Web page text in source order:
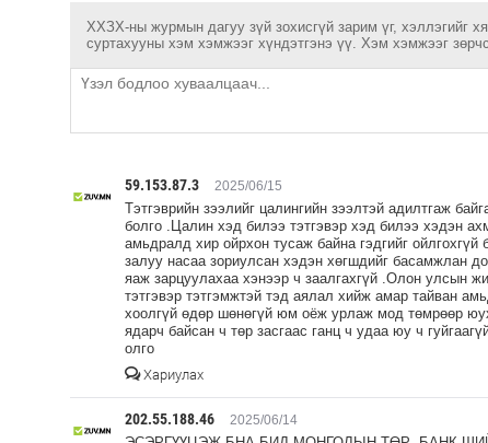
ХХЗХ-ны журмын дагуу зүй зохисгүй зарим үг, хэллэгийг
суртахууны хэм хэмжээг хүндэтгэнэ үү. Хэм хэмжээг
59.153.87.3 2025/06/15
Тэтгэврийн зээлийг цалингийн зээлтэй адилтгаж
болго .Цалин хэд билээ тэтгэвэр хэд билээ хэдэн
амьдралд хир ойрхон тусаж байна гэдгийг
залуу насаа зориулсан хэдэн хөгшдийг басамжлан
яаж зарцуулахаа хэнээр ч заалгахгүй .Олон улсын
тэтгэвэр тэтгэмжтэй тэд аялал хийж амар тайван
хоолгүй өдөр шөнөгүй юм оёж урлаж мод төмрөөр
ядарч байсан ч төр засгаас ганц ч удаа юу ч
олго
Хариулах
202.55.188.46 2025/06/14